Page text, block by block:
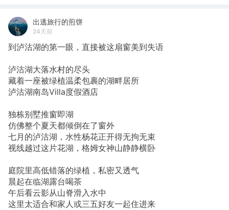
出逃旅行的煎饼
24天前
到泸沽湖的第一眼，直接被这扇窗美到失语
泸沽湖大落水村的尽头
藏着一座被绿植温柔包裹的湖畔居所
泸沽湖南岛Villa度假酒店
独栋别墅推窗即湖
仿佛整个夏天都倾倒在了窗外
七月的泸沽湖，水性杨花正开得无拘无束
视线越过这片花湖，格姆女神山静静横卧
庭院里高低错落的绿植，私密又透气
晨起在临湖露台喝茶
午后看云影从山脊滑入水中
这里太适合和家人或三五好友一起住进来